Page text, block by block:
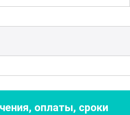
инфекций. Учащиеся
с новейшими
разработками в
оплаты, сроки